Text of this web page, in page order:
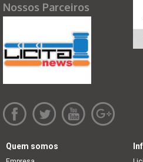
Nossos Parceiros
Quem somos